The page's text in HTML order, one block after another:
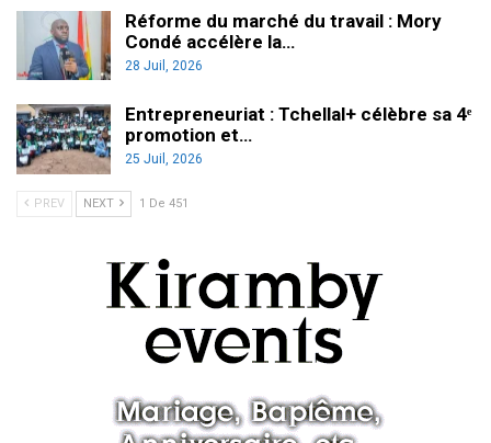
Réforme du marché du travail : Mory
Condé accélère la…
28 Juil, 2026
Entrepreneuriat : Tchellal+ célèbre sa 4ᵉ
promotion et…
25 Juil, 2026
PREV NEXT 1 De 451